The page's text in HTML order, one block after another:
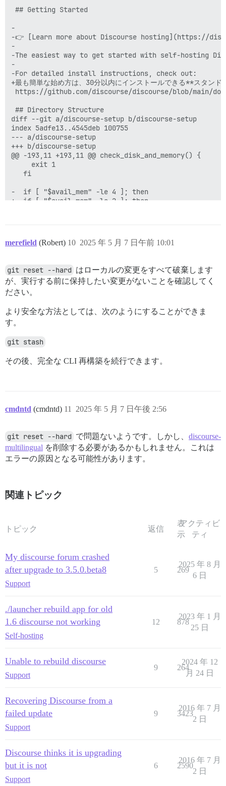
## Getting Started
-
-👉 [Learn more about Discourse hosting](https://
-
-The easiest way to get started with self-hosting
-
-For detailed install instructions, check out:
+最も簡単な始め方は、30分以内にインストールできる**スタン
https://github.com/discourse/discourse/blob/main/
## Directory Structure
diff --git a/discourse-setup b/discourse-setup
index 5adfe13..4545deb 100755
--- a/discourse-setup
+++ b/discourse-setup
@@ -193,11 +193,11 @@ check_disk_and_memory() {
     exit 1
   fi
-  if [ "$avail_mem" -le 4 ]; then
+  if [ "$avail_mem" -le 2 ]; then
-      echo "WARNING: Discourse requires at least
+      echo "WARNING: Discourse requires at least
echo "Without sufficient swap space, your
diff --git a/image/base/Dockerfile b/image/base/
index 66de0df..3eab95a 100644
+++ b/image/base/Dockerfile
@@ -2,11 +2,7 @@
# VERSION:  release
ARG DEBIAN_RELEASE=bookworm
FROM discourse/ruby:3.3.6-${DEBIAN_RELEASE}-slim
DEBIAN_FRONTEND=noninteractive apt-get -y install
     libtcmalloc-minimal4 cmake \
     pngcrush pngquant ripgrep poppler-utils \
# imagemagick runtime dependencies
-    ghostscript libjbig0 libtiff6 libpng16-16
-    fonts-urw-base35 libheif1/${DEBIAN_RELEASE}-
+    fonts-urw-base35 \
# install these without recommends to avoid
diff --git a/image/base/install-imagemagick b/image/
--- a/image/base/install-imagemagick
+++ b/image/base/install-imagemagick
@@ -14,17 +14,16 @@ WDIR=/tmp/imagemagick
apt -y -q remove imagemagick
-    libpng16-16 libpng-dev libwebp-dev libgomp1
+    libpng16-16 libpng-dev libwebp-dev libgomp1 \
libwebpmux3 libwebpdemux2 ghostscript libxml2-
-    libltdl7-dev libbz2-dev gsfonts libtiff-dev
-if cat /etc/issue | grep -qi Debian; then
-  # Get VERSION_CODENAME
-  apt -y -q install libheif1/$VERSION_CODENAME-
+# Ubuntu doesn't like backports
+if cat /etc/issue | grep -qiE 'Debian GNU/Linux
+  apt -y install libaom-dev
+  # Use backports instead of compiling it
+  apt -y -q install -t bullseye-backports libaom-dev
merefield (Robert) 2025 年 5 月 7 日午前 10:01
10
git reset --hard はローカルの変更をすべて破棄します
が、実行する前に保持したい変更がないことを確認してく
ださい。
より安全な方法としては、次のようにすることができま
す。
git stash
その後、完全な CLI 再構築を続行できます。
cmdntd (cmdntd) 2025 年 5 月 7 日午後 2:56
11
git reset --hard で問題ないようです。しかし、 discourse-
multilingual を削除する必要があるかもしれません。これは
エラーの原因となる可能性があります。
関連トピック
トピック 返信
表
示
アクティビ
ティ
My discourse forum crashed
after upgrade to 3.5.0.beta8
Support
5 269
2025 年 8 月
6 日
./launcher rebuild app for old
1.6 discourse not working
Self-hosting
12 878
2023 年 1 月
25 日
Unable to rebuild discourse
Support
9 264
2024 年 12
月 24 日
Recovering Discourse from a
failed update
Support
9 3423
2016 年 7 月
2 日
Discourse thinks it is upgrading
but it is not
Support
6 2590
2016 年 7 月
2 日